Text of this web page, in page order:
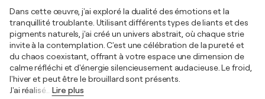
Dans cette œuvre, j'ai exploré la dualité des émotions et la
tranquillité troublante. Utilisant différents types de liants et des
pigments naturels, j'ai créé un univers abstrait, où chaque strie
invite à la contemplation. C'est une célébration de la pureté et
du chaos coexistant, offrant à votre espace une dimension de
calme réfléchi et d'énergie silencieusement audacieuse. Le froid,
l'hiver et peut être le brouillard sont présents.
J'ai réalisé
Lire plus